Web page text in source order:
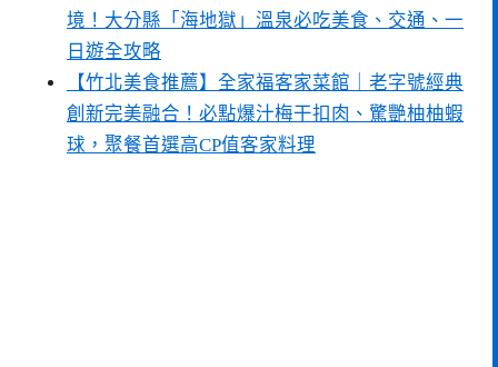
境！大分縣「海地獄」溫泉必吃美食、交通、一
日遊全攻略
【竹北美食推薦】全家福客家菜館｜老字號經典
創新完美融合！必點爆汁梅干扣肉、驚艷柚柚蝦
球，聚餐首選高CP值客家料理